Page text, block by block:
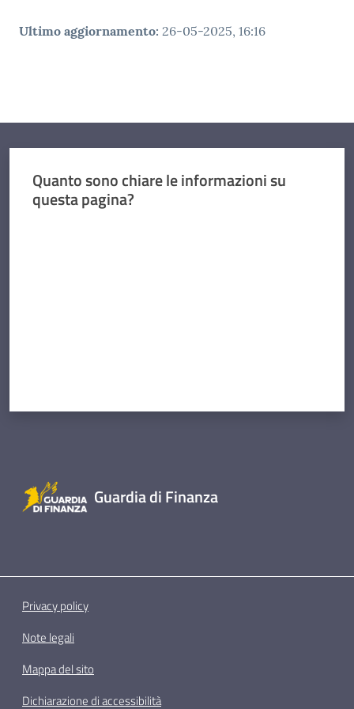
Ultimo aggiornamento: 26-05-2025, 16:16
Quanto sono chiare le informazioni su
questa pagina?
Guardia di Finanza
Privacy policy
Note legali
Mappa del sito
Dichiarazione di accessibilità